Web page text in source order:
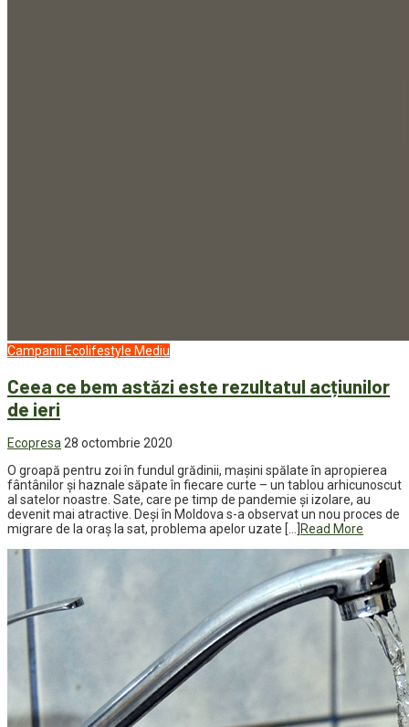
Campanii Ecolifestyle Mediu
Ceea ce bem astăzi este rezultatul acțiunilor
de ieri
Ecopresa 28 octombrie 2020
O groapă pentru zoi în fundul grădinii, mașini spălate în apropierea
fântânilor și haznale săpate în fiecare curte – un tablou arhicunoscut
al satelor noastre. Sate, care pe timp de pandemie și izolare, au
devenit mai atractive. Deși în Moldova s-a observat un nou proces de
migrare de la oraș la sat, problema apelor uzate […]
Read More